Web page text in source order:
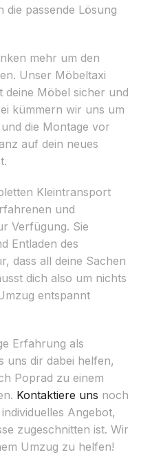
die passende Lösung
mehr um den
Unser Möbeltaxi
Möbel sicher und
kümmern wir uns um
die Montage vor
auf dein neues
Kleintransport
und
Verfügung. Sie
Entladen des
dass all deine Sachen
dich also um nichts
entspannt
Erfahrung als
uns dir dabei helfen,
Poprad zu einem
Kontaktiere uns noch
Angebot,
zugeschnitten ist. Wir
Umzug zu helfen!